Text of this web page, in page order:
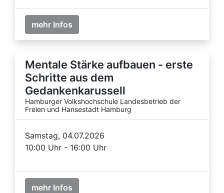
mehr Infos
Mentale Stärke aufbauen - erste
Schritte aus dem
Gedankenkarussell
Hamburger Volkshochschule Landesbetrieb der
Freien und Hansestadt Hamburg
Samstag, 04.07.2026
10:00 Uhr - 16:00 Uhr
mehr Infos